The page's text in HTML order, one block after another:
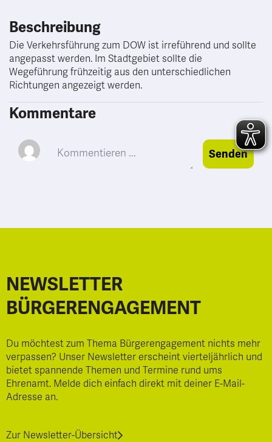
Beschreibung
Die Verkehrsführung zum DOW ist irreführend und sollte
angepasst werden. Im Stadtgebiet sollte die
Wegeführung frühzeitig aus den unterschiedlichen
Richtungen angezeigt werden.
Kommentare
Senden
NEWSLETTER
BÜRGERENGAGEMENT
Du möchtest zum Thema Bürgerengagement nichts mehr
verpassen? Unser Newsletter erscheint vierteljährlich und
bietet spannende Themen und Termine rund ums
Ehrenamt. Melde dich einfach direkt mit deiner E-Mail-
Adresse an.
Zur Newsletter-Übersicht